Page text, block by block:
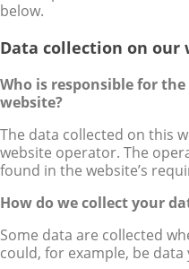
below.
Data collection on our
Who is responsible for
website?
The data collected on this
website operator. The
found in the website’s
How do we collect your
Some data are collected
could, for example, be